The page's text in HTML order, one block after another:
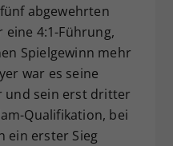
abgewehrten
eine 4:1-Führung,
Spielgewinn mehr
war es seine
und sein erst dritter
Qualifikation, bei
ein erster Sieg